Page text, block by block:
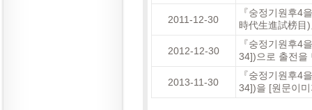
2011-12-30
『숭정기원후4
時代生進試榜目
2012-12-30
『숭정기원후4
34])으로 출전을
2013-11-30
『숭정기원후4
34])을 [원문이